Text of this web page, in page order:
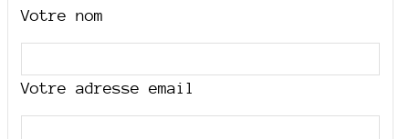
Votre nom
Votre adresse email